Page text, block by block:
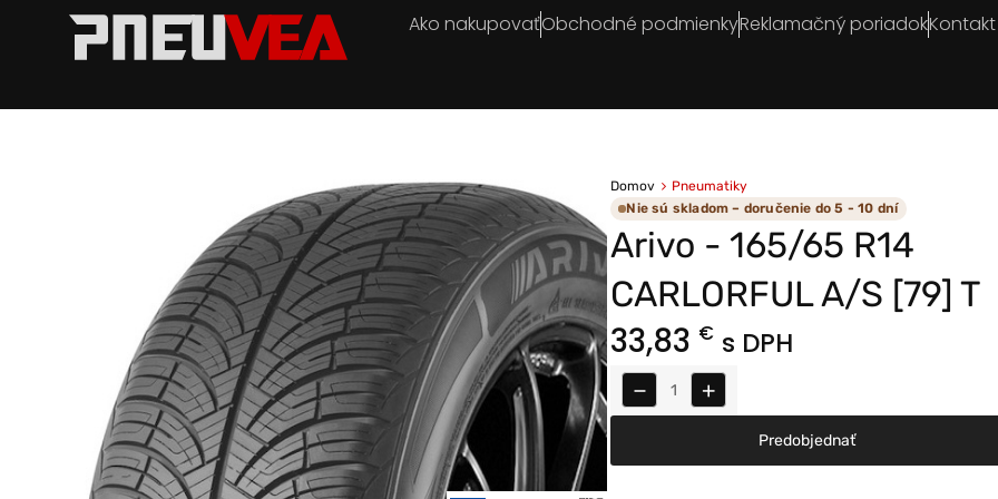
Ako nakupovaťObchodné podmienkyReklamačný poriadokKontakt
Domov
Pneumatiky
Nie sú skladom – doručenie do 5 - 10 dní
Arivo - 165/65 R14
CARLORFUL A/S [79] T
33,83 € s DPH
− +
Predobjednať